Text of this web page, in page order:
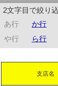
2文字目で絞り
あ行 か行
や行
ら行
支店名